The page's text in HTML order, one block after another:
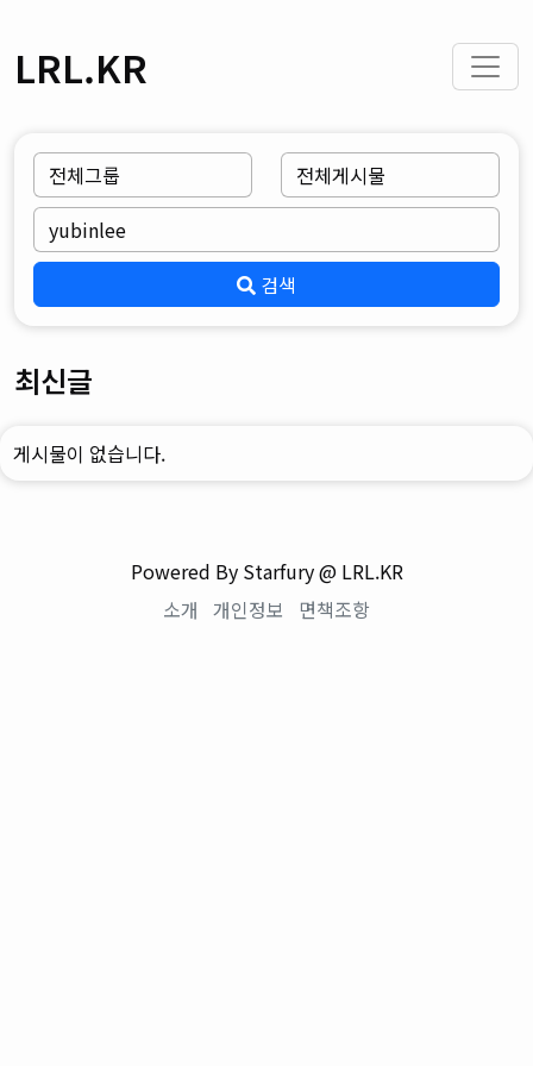
LRL.KR
검색
최신글
게시물이 없습니다.
Powered By Starfury @ LRL.KR
소개 개인정보 면책조항